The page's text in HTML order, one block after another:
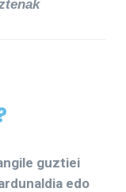
guztiei
edo